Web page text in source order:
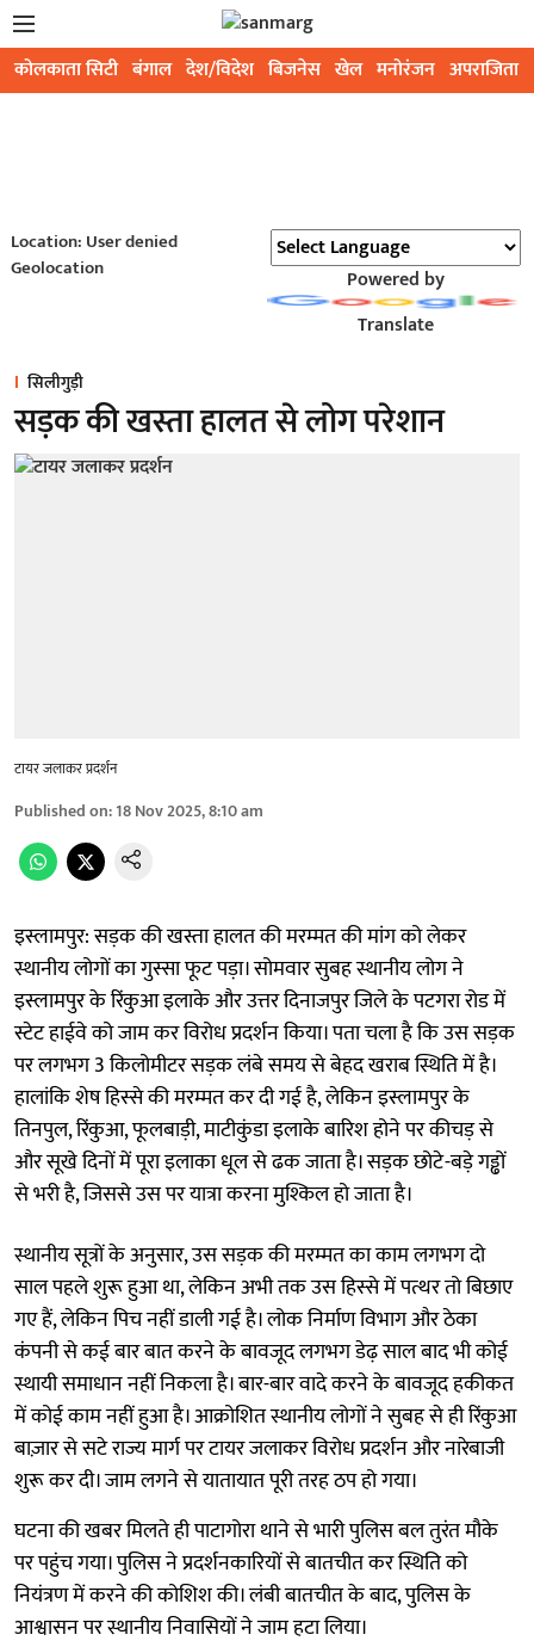
कोलकाता सिटी बंगाल देश/विदेश बिजनेस खेल मनोरंजन अपराजिता
Location: User denied
Geolocation
Powered by
Translate
सिलीगुड़ी
सड़क की खस्ता हालत से लोग परेशान
टायर जलाकर प्रदर्शन
Published on:18 Nov 2025, 8:10 am
इस्लामपुर: सड़क की खस्ता हालत की मरम्मत की मांग को लेकर
स्थानीय लोगों का गुस्सा फूट पड़ा। सोमवार सुबह स्थानीय लोग ने
इस्लामपुर के रिंकुआ इलाके और उत्तर दिनाजपुर जिले के पटगरा रोड में
स्टेट हाईवे को जाम कर विरोध प्रदर्शन किया। पता चला है कि उस सड़क
पर लगभग 3 किलोमीटर सड़क लंबे समय से बेहद खराब स्थिति में है।
हालांकि शेष हिस्से की मरम्मत कर दी गई है, लेकिन इस्लामपुर के
तिनपुल, रिंकुआ, फूलबाड़ी, माटीकुंडा इलाके बारिश होने पर कीचड़ से
और सूखे दिनों में पूरा इलाका धूल से ढक जाता है। सड़क छोटे-बड़े गड्ढों
से भरी है, जिससे उस पर यात्रा करना मुश्किल हो जाता है।
स्थानीय सूत्रों के अनुसार, उस सड़क की मरम्मत का काम लगभग दो
साल पहले शुरू हुआ था, लेकिन अभी तक उस हिस्से में पत्थर तो बिछाए
गए हैं, लेकिन पिच नहीं डाली गई है। लोक निर्माण विभाग और ठेका
कंपनी से कई बार बात करने के बावजूद लगभग डेढ़ साल बाद भी कोई
स्थायी समाधान नहीं निकला है। बार-बार वादे करने के बावजूद हकीकत
में कोई काम नहीं हुआ है। आक्रोशित स्थानीय लोगों ने सुबह से ही रिंकुआ
बाज़ार से सटे राज्य मार्ग पर टायर जलाकर विरोध प्रदर्शन और नारेबाजी
शुरू कर दी। जाम लगने से यातायात पूरी तरह ठप हो गया।
घटना की खबर मिलते ही पाटागोरा थाने से भारी पुलिस बल तुरंत मौके
पर पहुंच गया। पुलिस ने प्रदर्शनकारियों से बातचीत कर स्थिति को
नियंत्रण में करने की कोशिश की। लंबी बातचीत के बाद, पुलिस के
आश्वासन पर स्थानीय निवासियों ने जाम हटा लिया।